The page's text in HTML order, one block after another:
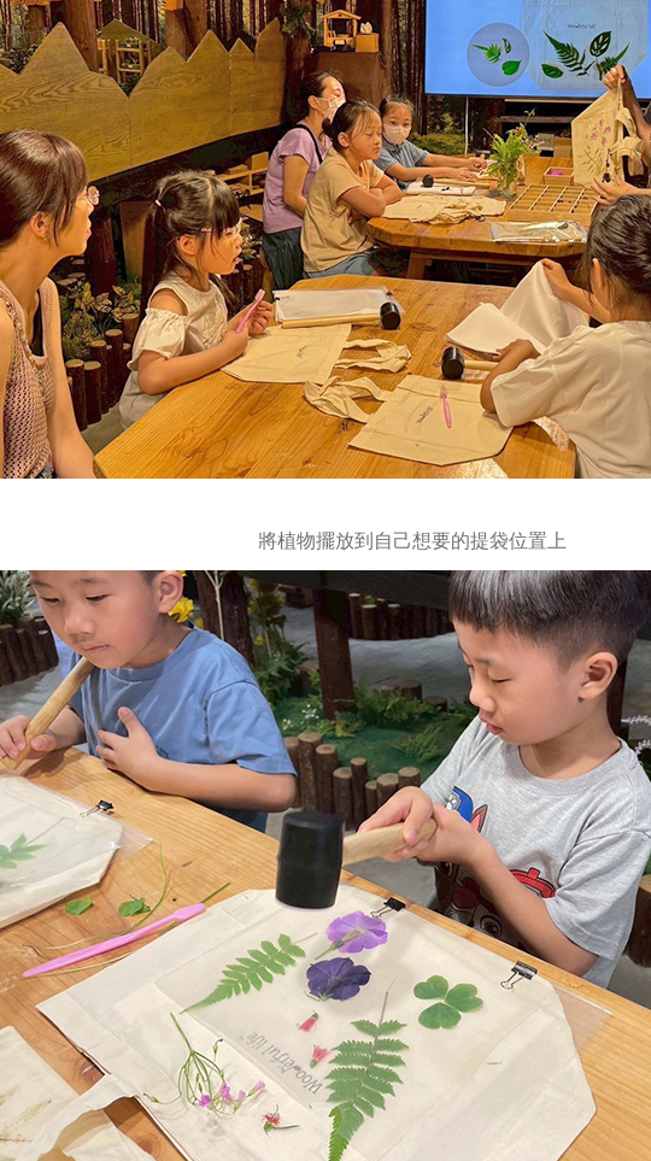
將植物擺放到自己想要的提袋位置上